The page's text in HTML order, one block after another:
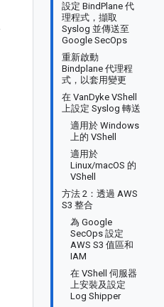
設定 BindPlane 代
理程式，擷取
Syslog 並傳送至
Google SecOps
重新啟動
Bindplane 代理程
式，以套用變更
在 VanDyke VShell
上設定 Syslog 轉送
適用於 Windows
上的 VShell
適用於
Linux/macOS 的
VShell
方法 2：透過 AWS
S3 整合
為 Google
SecOps 設定
AWS S3 值區和
IAM
在 VShell 伺服器
上安裝及設定
Log Shipper